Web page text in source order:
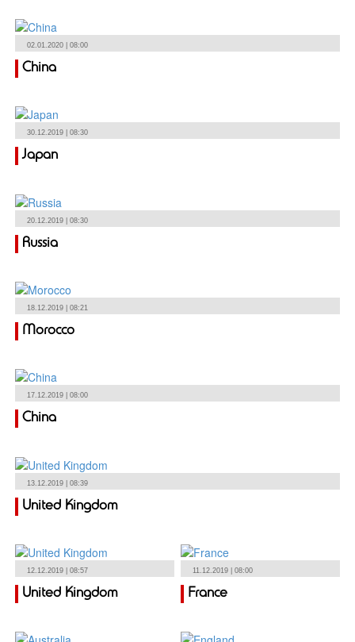
02.01.2020 | 08:00
China
30.12.2019 | 08:30
Japan
20.12.2019 | 08:30
Russia
18.12.2019 | 08:21
Morocco
17.12.2019 | 08:00
China
13.12.2019 | 08:39
United Kingdom
12.12.2019 | 08:57
United Kingdom
11.12.2019 | 08:00
France